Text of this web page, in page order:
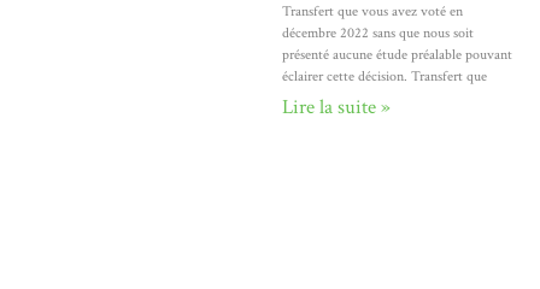
Transfert que vous avez voté en
décembre 2022 sans que nous soit
présenté aucune étude préalable pouvant
éclairer cette décision. Transfert que
Lire la suite »